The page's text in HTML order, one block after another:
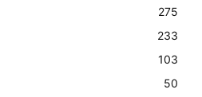
275
233
103
50